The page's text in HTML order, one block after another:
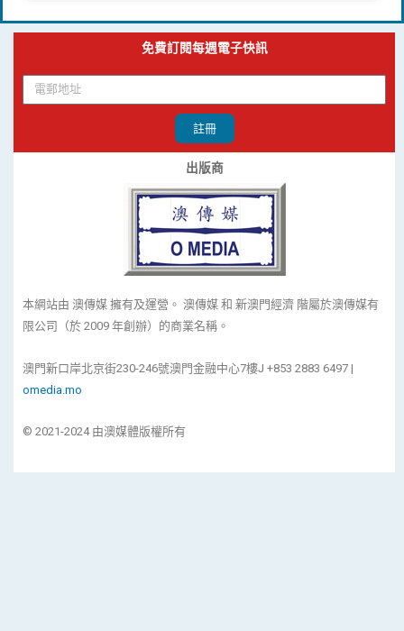
免費訂閱每週電子快訊
註冊
出版商
本網站由 澳傳媒 擁有及運營。 澳傳媒 和 新澳門經濟 階屬於澳傳媒有
限公司（於 2009 年創辦）的商業名稱。
澳門新口岸北京街230-246號澳門金融中心7樓J +853 2883 6497 |
omedia.mo
© 2021-2024 由澳媒體版權所有